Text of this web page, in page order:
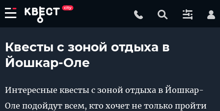
Квесты с зоной отдыха в
Йошкар-Оле
Интересные квесты с зоной отдыха в Йошкар-
Оле подойдут всем, кто хочет не только пройти